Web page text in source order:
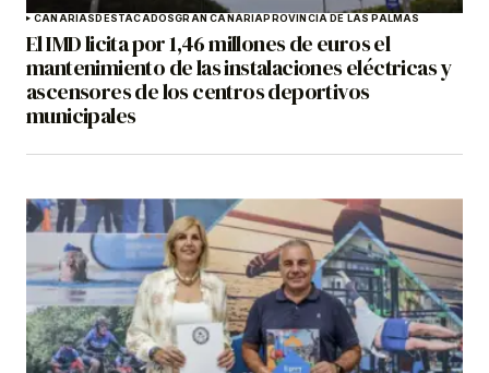
CANARIASDESTACADOSGRAN CANARIAPROVINCIA DE LAS PALMAS
El IMD licita por 1,46 millones de euros el
mantenimiento de las instalaciones eléctricas y
ascensores de los centros deportivos
municipales